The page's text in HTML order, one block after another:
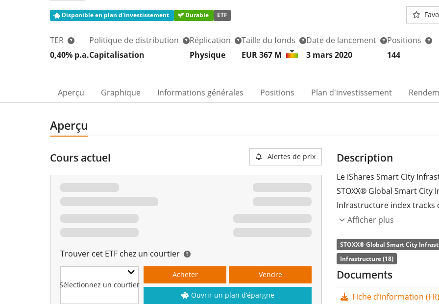
Disponible en plan d'investissement Durable ETF
TER
0,40% p.a.
Politique de distribution
Capitalisation
Réplication
Physique
Taille du fonds
EUR 367 M
Date de lancement
3 mars 2020
Positions
144
Aperçu Graphique Informations générales Positions Plan d'investissement
Aperçu
Cours actuel Alertes de prix
Trouver cet ETF chez un courtier
Sélectionnez un courtier
Acheter Vendre
Ouvrir un plan d’épargne
Description
Le iShares Smart City
STOXX® Global Smart City
Infrastructure index
development of smart
security, Internet of Things
connectivity.
Smart City Infrastructure
Afficher plus
STOXX® Global Smart City
Infrastructure (18)
Documents
Fiche d’information (FR)